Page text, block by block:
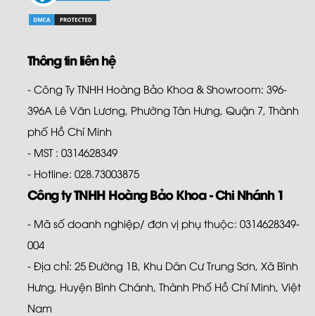
Thông tin liên hệ
- Công Ty TNHH Hoàng Bảo Khoa & Showroom: 396-
396A Lê Văn Lương, Phường Tân Hưng, Quận 7, Thành
phố Hồ Chí Minh
- MST : 0314628349
- Hotline: 028.73003875
Công ty TNHH Hoàng Bảo Khoa - Chi Nhánh 1
- Mã số doanh nghiệp/ đơn vị phụ thuộc: 0314628349-
004
- Địa chỉ: 25 Đường 1B, Khu Dân Cư Trung Sơn, Xã Bình
Hưng, Huyện Bình Chánh, Thành Phố Hồ Chí Minh, Việt
Nam